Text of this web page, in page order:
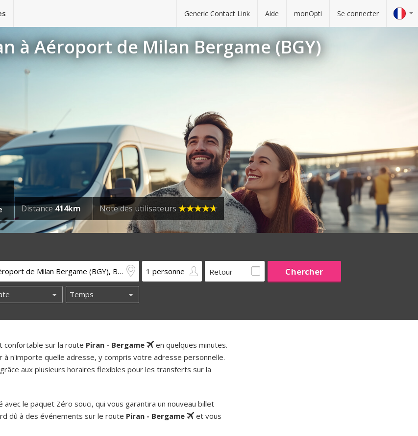
Generic Contact Link Aide monOpti Se connecter
à Aéroport de Milan Bergame (BGY)
Distance 414km Note des utilisateurs
Retour
confortable sur la route Piran - Bergame
en quelques minutes.
n'importe quelle adresse, y compris votre adresse personnelle.
aux plusieurs horaires flexibles pour les transferts sur la
le paquet Zéro souci, qui vous garantira un nouveau billet
dû à des événements sur le route Piran - Bergame
et vous